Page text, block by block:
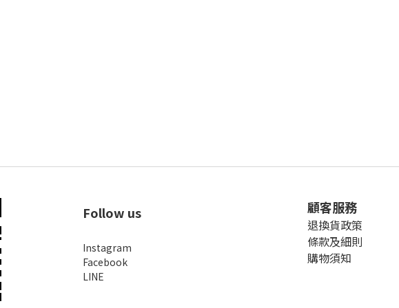
Follow us
Instagram
Facebook
LINE
顧客服務
退換貨政策
條款及細則
購物須知